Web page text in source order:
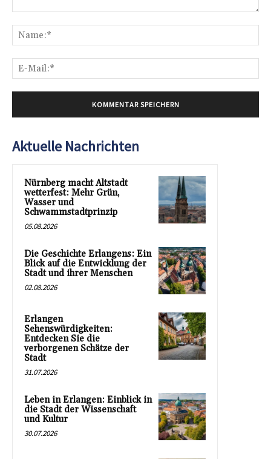
Aktuelle Nachrichten
Nürnberg macht Altstadt
wetterfest: Mehr Grün,
Wasser und
Schwammstadtprinzip
05.08.2026
Die Geschichte Erlangens: Ein
Blick auf die Entwicklung der
Stadt und ihrer Menschen
02.08.2026
Erlangen
Sehenswürdigkeiten:
Entdecken Sie die
verborgenen Schätze der
Stadt
31.07.2026
Leben in Erlangen: Einblick in
die Stadt der Wissenschaft
und Kultur
30.07.2026